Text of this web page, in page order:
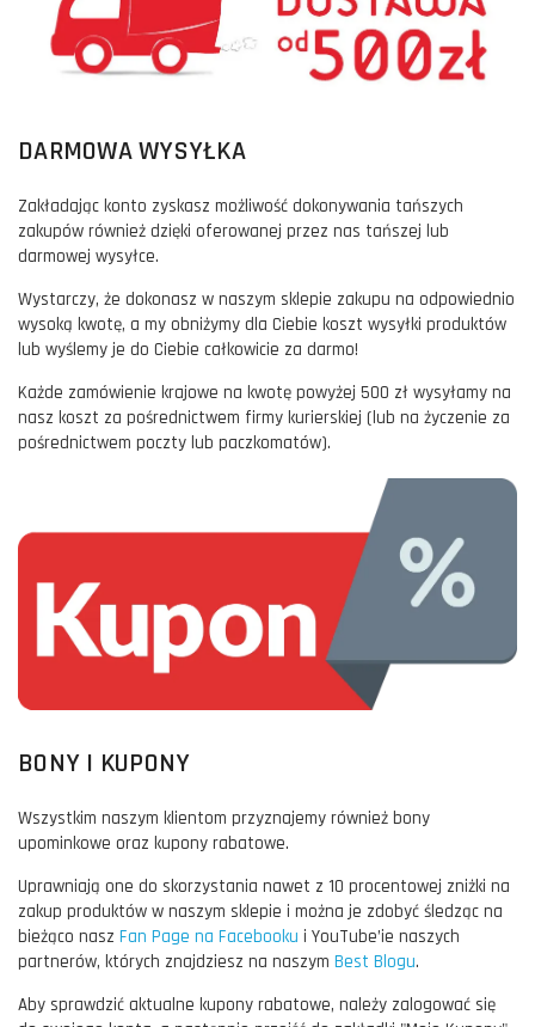
DARMOWA WYSYŁKA
Zakładając konto zyskasz możliwość dokonywania tańszych
zakupów również dzięki oferowanej przez nas tańszej lub
darmowej wysyłce.
Wystarczy, że dokonasz w naszym sklepie zakupu na odpowiednio
wysoką kwotę, a my obniżymy dla Ciebie koszt wysyłki produktów
lub wyślemy je do Ciebie całkowicie za darmo!
Każde zamówienie krajowe na kwotę powyżej 500 zł wysyłamy na
nasz koszt za pośrednictwem firmy kurierskiej (lub na życzenie za
pośrednictwem poczty lub paczkomatów).
BONY I KUPONY
Wszystkim naszym klientom przyznajemy również bony
upominkowe oraz kupony rabatowe.
Uprawniają one do skorzystania nawet z 10 procentowej zniżki na
zakup produktów w naszym sklepie i można je zdobyć śledząc na
bieżąco nasz Fan Page na Facebooku i YouTube’ie naszych
partnerów, których znajdziesz na naszym Best Blogu.
Aby sprawdzić aktualne kupony rabatowe, należy zalogować się